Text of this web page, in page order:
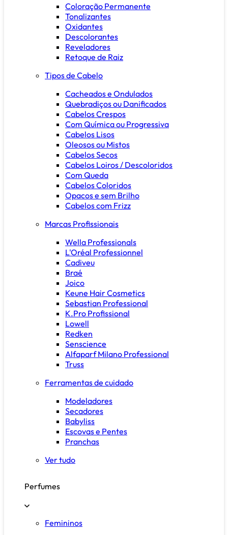
Coloração Permanente
Tonalizantes
Oxidantes
Descolorantes
Reveladores
Retoque de Raiz
Tipos de Cabelo
Cacheados e Ondulados
Quebradiços ou Danificados
Cabelos Crespos
Com Química ou Progressiva
Cabelos Lisos
Oleosos ou Mistos
Cabelos Secos
Cabelos Loiros / Descoloridos
Com Queda
Cabelos Coloridos
Opacos e sem Brilho
Cabelos com Frizz
Marcas Profissionais
Wella Professionals
L'Oréal Professionnel
Cadiveu
Braé
Joico
Keune Hair Cosmetics
Sebastian Professional
K.Pro Profissional
Lowell
Redken
Senscience
Alfaparf Milano Professional
Truss
Ferramentas de cuidado
Modeladores
Secadores
Babyliss
Escovas e Pentes
Pranchas
Ver tudo
Perfumes
Femininos